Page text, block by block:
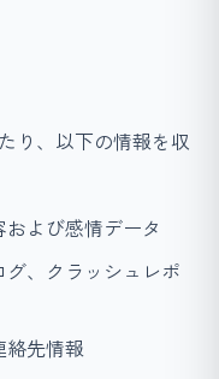
り、以下の情報を収
よび感情データ
、クラッシュレポ
絡先情報